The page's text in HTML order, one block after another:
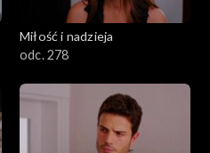
Miłość i nadzieja
odc. 278